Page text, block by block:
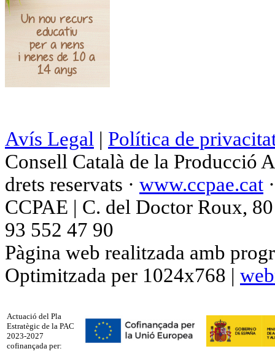
Avís Legal | Política de
Consell Català de la Producció
drets reservats · www.ccpae.cat
CCPAE | C. del Doctor Roux,
93 552 47 90
Pàgina web realitzada amb
Optimitzada per 1024x768 |
Actuació del Pla
Estratègic de la PAC
2023-2027
cofinançada per: